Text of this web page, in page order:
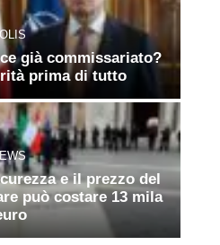
già commissariato?
prima di tutto
e il prezzo del
può costare 13 mila